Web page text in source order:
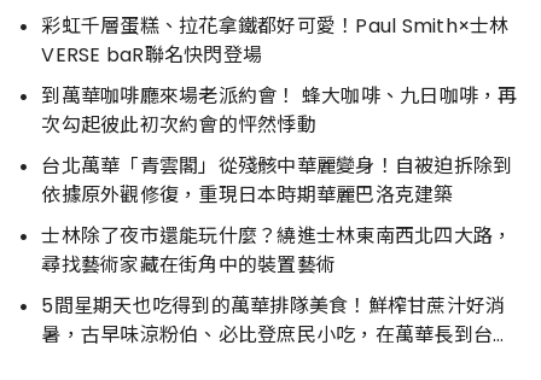
彩虹千層蛋糕、拉花拿鐵都好可愛！Paul Smith×士林
VERSE baR聯名快閃登場
到萬華咖啡廳來場老派約會！ 蜂大咖啡、九日咖啡，再
次勾起彼此初次約會的怦然悸動
台北萬華「青雲閣」從殘骸中華麗變身！自被迫拆除到
依據原外觀修復，重現日本時期華麗巴洛克建築
士林除了夜市還能玩什麼？繞進士林東南西北四大路，
尋找藝術家藏在街角中的裝置藝術
5間星期天也吃得到的萬華排隊美食！鮮榨甘蔗汁好消
暑，古早味涼粉伯、必比登庶民小吃，在萬華長到台灣